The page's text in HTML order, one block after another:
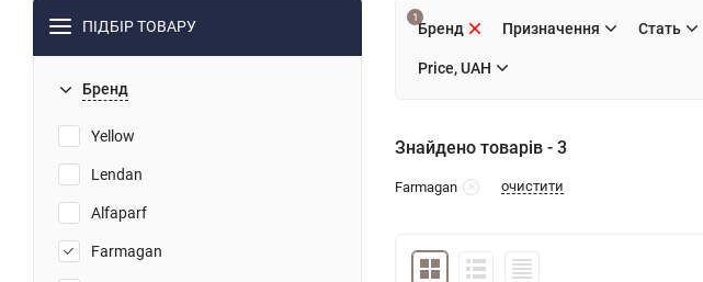
ПІДБІР ТОВАРУ
Бренд
Yellow
Lendan
Alfaparf
Farmagan
Бренд
1
Призначення Стать
Price, UAH
Знайдено товарів - 3
Farmagan очистити